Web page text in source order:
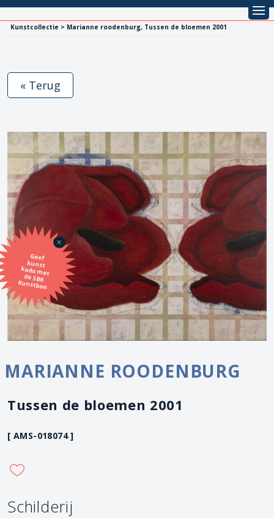
Kunstcollectie > Marianne roodenburg, Tussen de bloemen 2001
Geef
kunst
kado met
de SBK
Kunstbon
« Terug
MARIANNE ROODENBURG
Tussen de bloemen 2001
[ AMS-018074 ]
Schilderij